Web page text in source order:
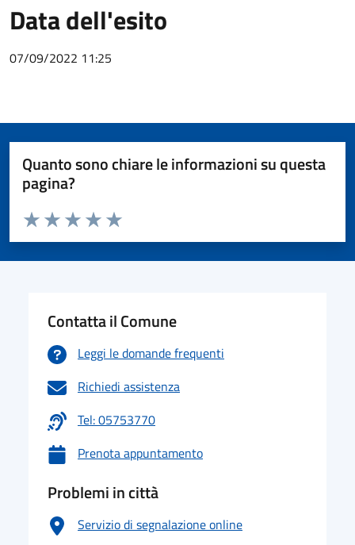
Data dell'esito
07/09/2022 11:25
Quanto sono chiare le informazioni su questa
pagina?
Valuta da 1 a 5 stelle la pagina
Valuta 5 stelle su 5
Valuta 4 stelle su 5
Valuta 3 stelle su 5
Valuta 2 stelle su 5
Valuta 1 stelle su 5
Contatta il Comune
Leggi le domande frequenti
Richiedi assistenza
Tel: 05753770
Prenota appuntamento
Problemi in città
Servizio di segnalazione online